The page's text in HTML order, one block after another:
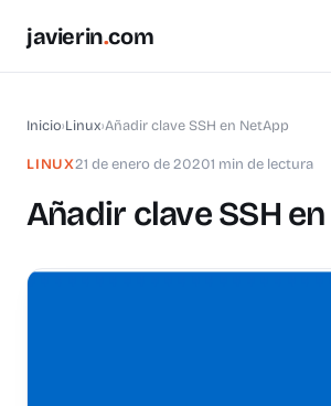
javierin.com
Inicio›Linux›Añadir clave SSH en NetApp
LINUX21 de enero de 20201 min de lectura
Añadir clave SSH